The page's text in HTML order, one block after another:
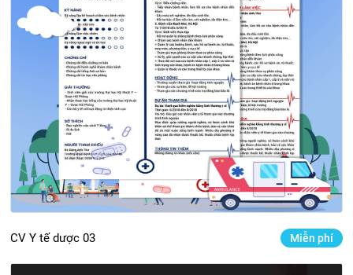
CV Y tế dược 03 Miễn phí